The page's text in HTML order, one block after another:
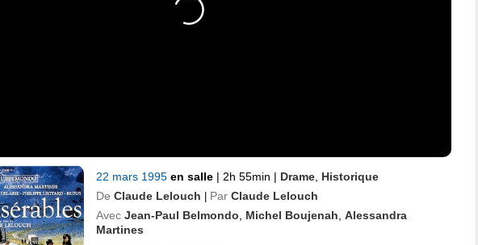
22 mars 1995 en salle | 2h 55min | Drame Historique
De Claude Lelouch | Par Claude Lelouch
Avec Jean-Paul Belmondo Michel Boujenah Alessandra
Martines